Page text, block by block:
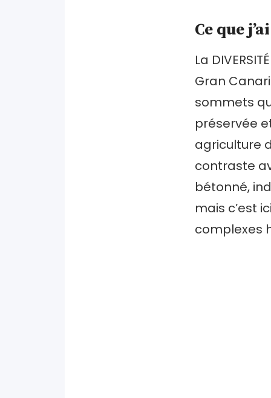
Ce que
La
Gran
sommets
préservée
agriculture
contraste
bétonné,
mais c’est
complexes